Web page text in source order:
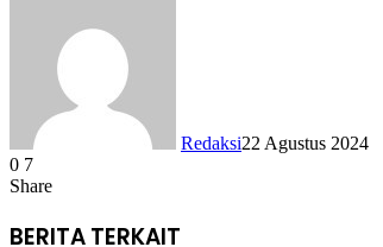
Redaksi22 Agustus 2024
0 7
Facebook
X
LinkedIn
WhatsApp
Telegram
Share
via
BERITA TERKAIT